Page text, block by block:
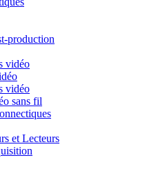
production
vidéo
vidéo
sans fil
et Lecteurs